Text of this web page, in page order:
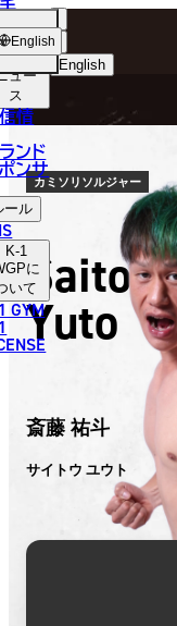
English
ョッ
プ
ュー
ス
情
ンド
ンサ
ール
K-1
に
いて
GYM
English
カミソリソルジャー
Saito
Yuto
斎藤 祐斗
サイトウ ユウト